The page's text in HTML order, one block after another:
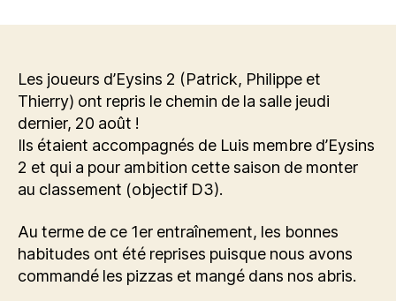
Les joueurs d’Eysins 2 (Patrick, Philippe et
Thierry) ont repris le chemin de la salle jeudi
dernier, 20 août !
Ils étaient accompagnés de Luis membre d’Eysins
2 et qui a pour ambition cette saison de monter
au classement (objectif D3).
Au terme de ce 1er entraînement, les bonnes
habitudes ont été reprises puisque nous avons
commandé les pizzas et mangé dans nos abris.